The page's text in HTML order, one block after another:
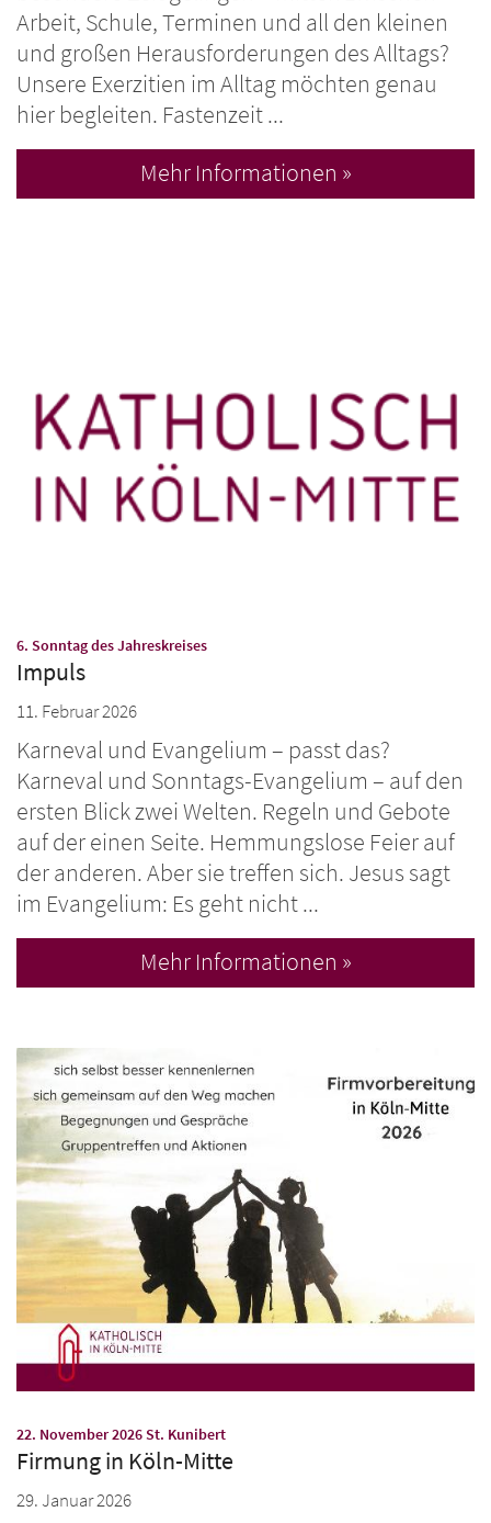
Arbeit, Schule, Terminen und all den kleinen
und großen Herausforderungen des Alltags?
Unsere Exerzitien im Alltag möchten genau
hier begleiten. Fastenzeit ...
Mehr Informationen »
6. Sonntag des Jahreskreises:
Impuls
11. Februar 2026
Karneval und Evangelium – passt das?
Karneval und Sonntags-Evangelium – auf den
ersten Blick zwei Welten. Regeln und Gebote
auf der einen Seite. Hemmungslose Feier auf
der anderen. Aber sie treffen sich. Jesus sagt
im Evangelium: Es geht nicht ...
Mehr Informationen »
22. November 2026 St. Kunibert:
Firmung in Köln-Mitte
29. Januar 2026